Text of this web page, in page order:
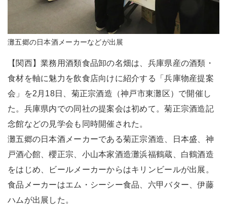
灘五郷の日本酒メーカーなどが出展
【関西】業務用酒類食品卸の名畑は、兵庫県産の酒類・
食材を軸に魅力を飲食店向けに紹介する「兵庫物産提案
会」を2月18日、菊正宗酒造（神戸市東灘区）で開催し
た。兵庫県内での同社の提案会は初めて。菊正宗酒造記
念館などの見学会も同時開催された。
灘五郷の日本酒メーカーである菊正宗酒造、日本盛、神
戸酒心館、櫻正宗、小山本家酒造灘浜福鶴蔵、白鶴酒造
をはじめ、ビールメーカーからはキリンビールが出展。
食品メーカーはエム・シーシー食品、六甲バター、伊藤
ハムが出展した。